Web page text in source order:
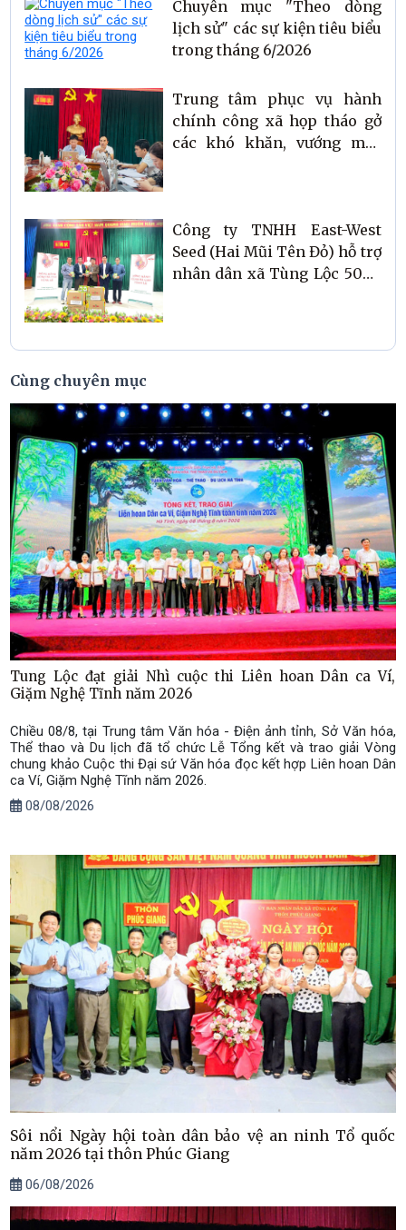
Chuyên mục "Theo dòng
lịch sử" các sự kiện tiêu biểu
trong tháng 6/2026
Trung tâm phục vụ hành
chính công xã họp tháo gở
các khó khăn, vướng mắc
Công ty TNHH East-West
Seed (Hai Mũi Tên Đỏ) hỗ trợ
nhân dân xã Tùng Lộc 50kg
Cùng chuyên mục
Tung Lộc đạt giải Nhì cuộc thi Liên hoan Dân ca Ví,
Giặm Nghệ Tĩnh năm 2026
​Chiều 08/8, tại Trung tâm Văn hóa - Điện ảnh tỉnh, Sở Văn hóa,
Thể thao và Du lịch đã tổ chức Lễ Tổng kết và trao giải Vòng
chung khảo Cuộc thi Đại sứ Văn hóa đọc kết hợp Liên hoan Dân
ca Ví, Giặm Nghệ Tĩnh năm 2026.
08/08/2026
Sôi nổi Ngày hội toàn dân bảo vệ an ninh Tổ quốc
năm 2026 tại thôn Phúc Giang
06/08/2026